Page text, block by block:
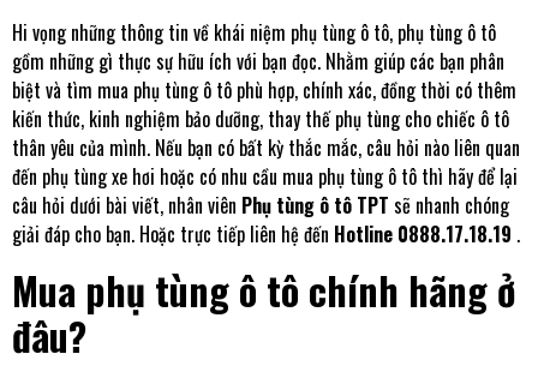
Hi vọng những thông tin về khái niệm phụ tùng ô tô, phụ tùng ô tô
gồm những gì thực sự hữu ích với bạn đọc. Nhằm giúp các bạn phân
biệt và tìm mua phụ tùng ô tô phù hợp, chính xác, đồng thời có thêm
kiến thức, kinh nghiệm bảo dưỡng, thay thế phụ tùng cho chiếc ô tô
thân yêu của mình. Nếu bạn có bất kỳ thắc mắc, câu hỏi nào liên quan
đến phụ tùng xe hơi hoặc có nhu cầu mua phụ tùng ô tô thì hãy để lại
câu hỏi dưới bài viết, nhân viên Phụ tùng ô tô TPT sẽ nhanh chóng
giải đáp cho bạn. Hoặc trực tiếp liên hệ đến Hotline 0888.17.18.19 .
Mua phụ tùng ô tô chính hãng ở
đâu?